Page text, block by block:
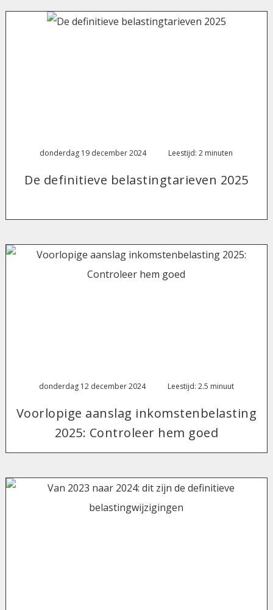
donderdag 19 december 2024 Leestijd: 2 minuten
De definitieve belastingtarieven 2025
donderdag 12 december 2024 Leestijd: 2.5 minuut
Voorlopige aanslag inkomstenbelasting
2025: Controleer hem goed